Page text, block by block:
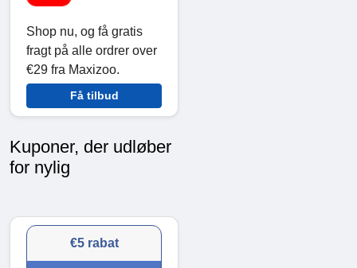
Shop nu, og få gratis
fragt på alle ordrer over
€29 fra Maxizoo.
Få tilbud
Kuponer, der udløber
for nylig
€5 rabat